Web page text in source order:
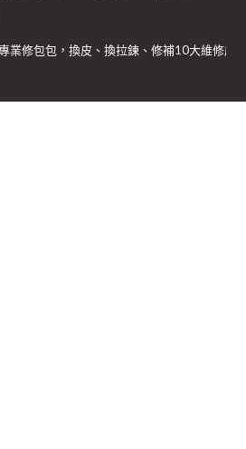
業修包包，換皮、換拉鍊、修補10大維修店